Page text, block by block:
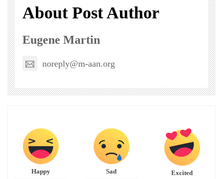
About Post Author
Eugene Martin
noreply@m-aan.org
Happy Sad Excited